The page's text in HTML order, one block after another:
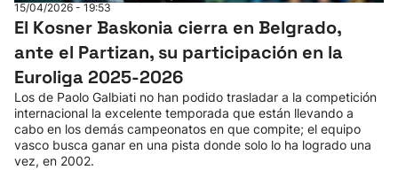
15/04/2026 - 19:53
El Kosner Baskonia cierra en Belgrado,
ante el Partizan, su participación en la
Euroliga 2025-2026
Los de Paolo Galbiati no han podido trasladar a la competición
internacional la excelente temporada que están llevando a
cabo en los demás campeonatos en que compite; el equipo
vasco busca ganar en una pista donde solo lo ha logrado una
vez, en 2002.